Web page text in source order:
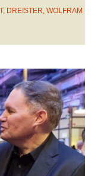
DREISTER, WOLFRAM